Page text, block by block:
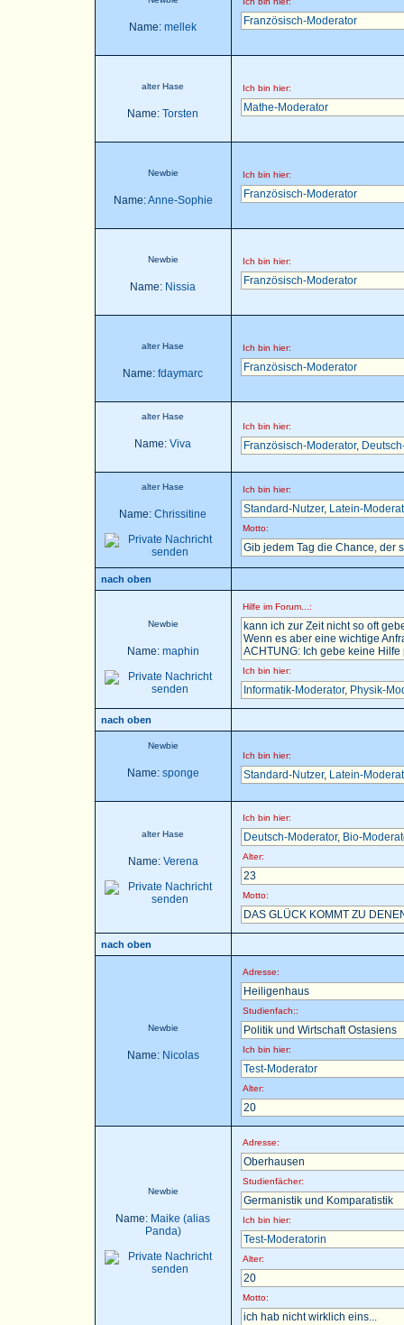
Name: mellek Französisch-Moderator
alter Hase
Name: Torsten
Ich bin hier:
Mathe-Moderator
Newbie
Name:Anne-Sophie
Ich bin hier:
Französisch-Moderator
Newbie
Name: Nissia
Ich bin hier:
Französisch-Moderator
alter Hase
Name: fdaymarc
Ich bin hier:
Französisch-Moderator
alter Hase
Name: Viva
Ich bin hier:
Französisch-Moderator,
alter Hase
Name: Chrissitine
Ich bin hier:
Standard-Nutzer, Latein-
Motto:
Gib jedem Tag die Chance, der
nach oben
Newbie
Name: maphin
Hilfe im Forum...:
kann ich zur Zeit nicht so oft
Wenn es aber eine wichtige
ACHTUNG: Ich gebe keine
Ich bin hier:
Informatik-Moderator, Physik-
nach oben
Newbie
Name: sponge
Ich bin hier:
Standard-Nutzer, Latein-
alter Hase
Name: Verena
Ich bin hier:
Deutsch-Moderator, Bio-
Alter:
23
Motto:
DAS GLÜCK KOMMT ZU
nach oben
Newbie
Name: Nicolas
Adresse:
Heiligenhaus
Studienfach::
Politik und Wirtschaft Ostasiens
Ich bin hier:
Test-Moderator
Alter:
20
Newbie
Name: Maike (alias
Panda)
Adresse:
Oberhausen
Studienfächer:
Germanistik und Komparatistik
Ich bin hier:
Test-Moderatorin
Alter:
20
Motto:
ich hab nicht wirklich eins...